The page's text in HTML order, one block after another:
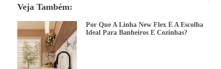
Veja Também:
Por Que A Linha New Flex É A Escolha
Ideal Para Banheiros E Cozinhas?